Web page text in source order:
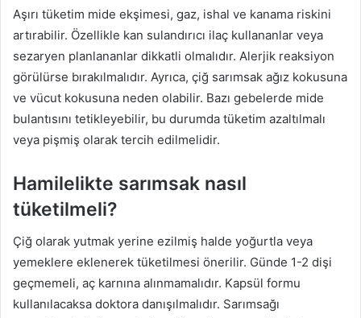
Aşırı tüketim mide ekşimesi, gaz, ishal ve kanama riskini
artırabilir. Özellikle kan sulandırıcı ilaç kullananlar veya
sezaryen planlananlar dikkatli olmalıdır. Alerjik reaksiyon
görülürse bırakılmalıdır. Ayrıca, çiğ sarımsak ağız kokusuna
ve vücut kokusuna neden olabilir. Bazı gebelerde mide
bulantısını tetikleyebilir, bu durumda tüketim azaltılmalı
veya pişmiş olarak tercih edilmelidir.
Hamilelikte sarımsak nasıl
tüketilmeli?
Çiğ olarak yutmak yerine ezilmiş halde yoğurtla veya
yemeklere eklenerek tüketilmesi önerilir. Günde 1-2 dişi
geçmemeli, aç karnına alınmamalıdır. Kapsül formu
kullanılacaksa doktora danışılmalıdır. Sarımsağı